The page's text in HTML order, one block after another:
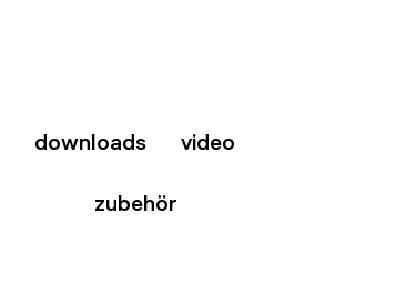
downloads video
zubehör